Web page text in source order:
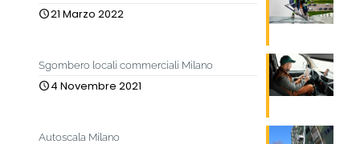
21 Marzo 2022
Sgombero locali commerciali Milano
4 Novembre 2021
Autoscala Milano